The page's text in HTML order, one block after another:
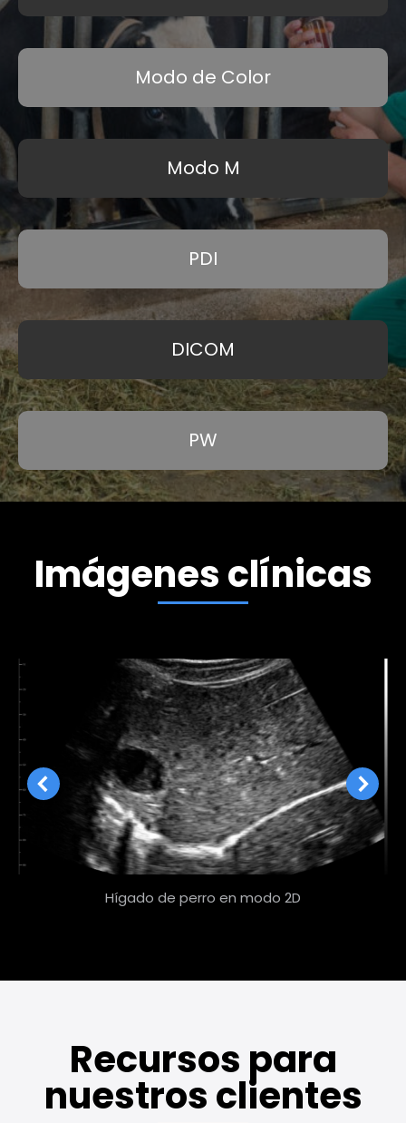
Modo de Color
Modo M
PDI
DICOM
PW
Imágenes clínicas
Hígado de perro en modo 2D
Recursos para
nuestros clientes